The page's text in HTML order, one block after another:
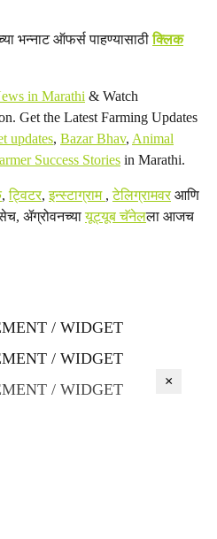
भन्नाट ऑफर्स पाहण्यासाठीक्लिक
in Marathi & Watch
Get the Latest Farming Updates
updates, Bazar Bhav, Animal
Success Stories in Marathi.
,ट्विटर,इन्स्टाग्राम ,टेलिग्रामवरआणि
ॲग्रोवनच्यायूट्यूब चॅनेलला आजच
/ WIDGET
/ WIDGET
/ WIDGET
×